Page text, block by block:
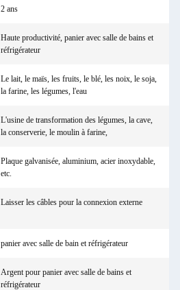
2 ans
Haute productivité, panier avec salle de bains et
réfrigérateur
Le lait, le maïs, les fruits, le blé, les noix, le soja,
la farine, les légumes, l'eau
L'usine de transformation des légumes, la cave,
la conserverie, le moulin à farine,
Plaque galvanisée, aluminium, acier inoxydable,
etc.
Laisser les câbles pour la connexion externe
panier avec salle de bain et réfrigérateur
Argent pour panier avec salle de bains et
réfrigérateur